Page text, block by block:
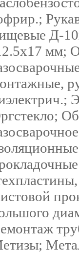
Д-
мм;